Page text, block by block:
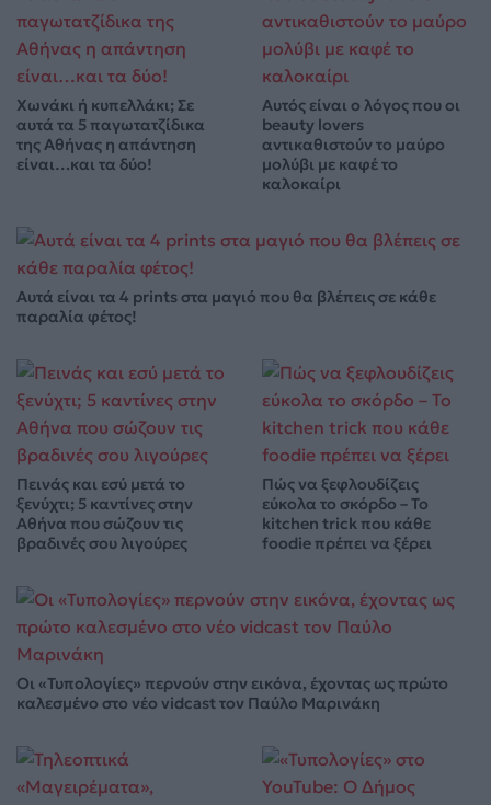
Χωνάκι ή κυπελλάκι; Σε
αυτά τα 5 παγωτατζίδικα
της Αθήνας η απάντηση
είναι…και τα δύο!
Αυτός είναι ο λόγος που οι
beauty lovers
αντικαθιστούν το μαύρο
μολύβι με καφέ το
καλοκαίρι
Αυτά είναι τα 4 prints στα μαγιό που θα βλέπεις σε κάθε
παραλία φέτος!
Πεινάς και εσύ μετά το
ξενύχτι; 5 καντίνες στην
Αθήνα που σώζουν τις
βραδινές σου λιγούρες
Πώς να ξεφλουδίζεις
εύκολα το σκόρδο – Το
kitchen trick που κάθε
foodie πρέπει να ξέρει
Οι «Τυπολογίες» περνούν στην εικόνα, έχοντας ως πρώτο
καλεσμένο στο νέο vidcast τον Παύλο Μαρινάκη